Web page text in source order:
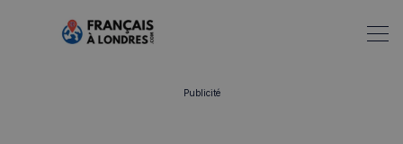
Publicité